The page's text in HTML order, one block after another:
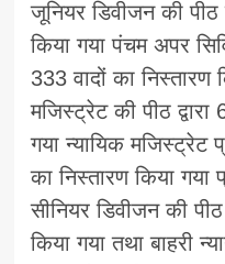
जूनियर डिवीजन की पीठ
किया गया पंचम अपर
333 वादों का निस्तारण
मजिस्ट्रेट की पीठ
गया न्यायिक मजिस्ट्रेट
का निस्तारण किया
सीनियर डिवीजन की पीठ
किया गया तथा बाहरी